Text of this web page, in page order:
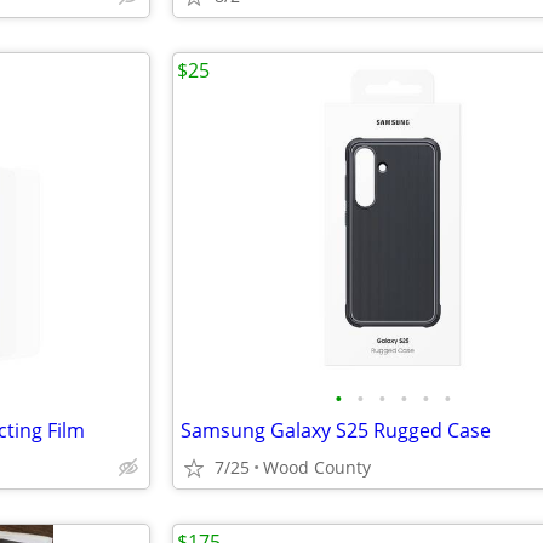
Film
• • • • • •
Samsung Galaxy S25 Rugged Case
7/25 Wood County
$25